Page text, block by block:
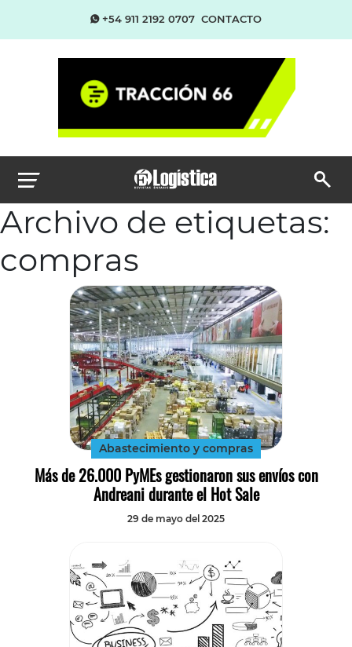
+54 911 2192 0707 CONTACTO
Archivo de etiquetas:
compras
Abastecimiento y compras
Más de 26.000 PyMEs gestionaron sus envíos con
Andreani durante el Hot Sale
29 de mayo del 2025